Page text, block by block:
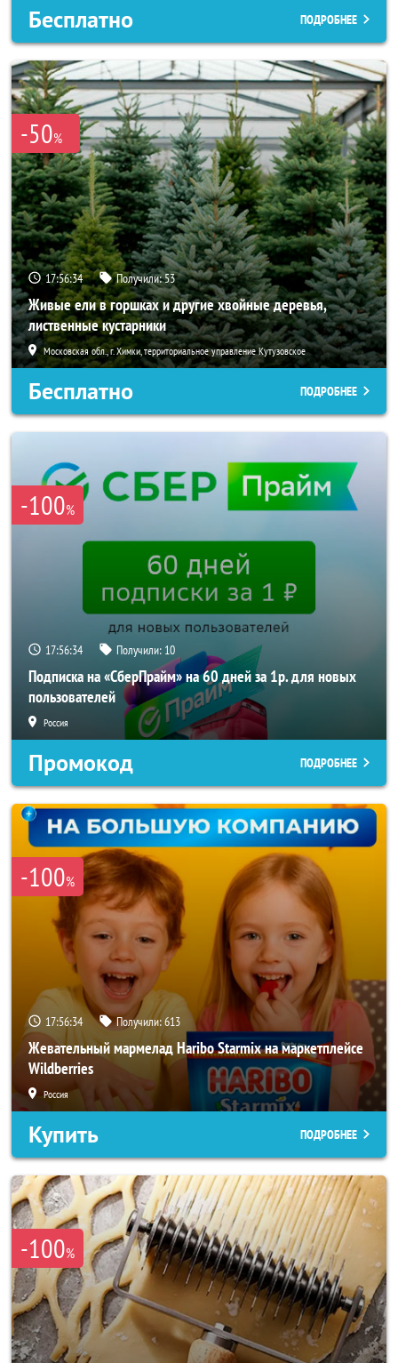
Бесплатно ПОДРОБНЕЕ
-50%
17:56:32 Получили:53
Живые ели в горшках и другие хвойные деревья,
лиственные кустарники
Московская обл., г. Химки, территориальное управление Кутузовское
Бесплатно ПОДРОБНЕЕ
-100%
17:56:32 Получили: 10
Подписка на «СберПрайм» на 60 дней за 1р. для новых
пользователей
Россия
Промокод ПОДРОБНЕЕ
-100%
17:56:32 Получили:613
Жевательный мармелад Haribo Starmix на маркетплейсе
Wildberries
Россия
Купить ПОДРОБНЕЕ
-100%